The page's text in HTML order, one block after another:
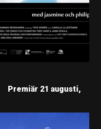
Premiär 21 augusti,